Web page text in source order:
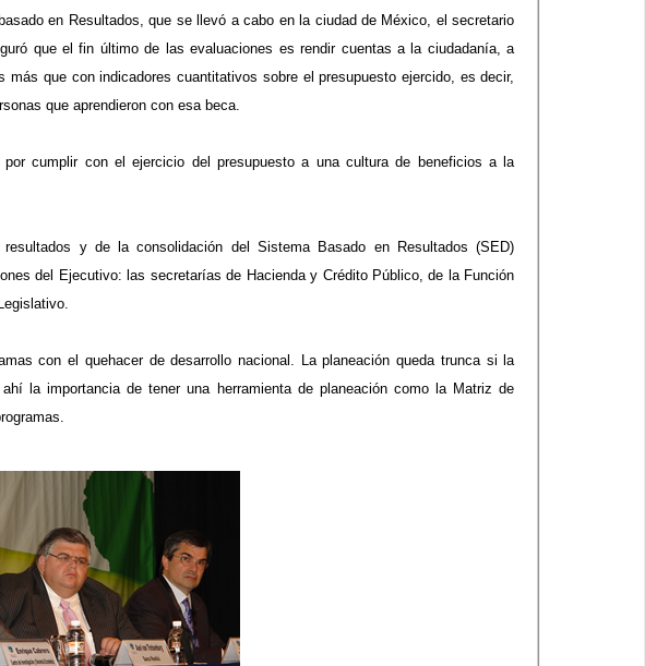
en Resultados, que se llevó a cabo en la ciudad de México, el secretario
que el fin último de las evaluaciones es rendir cuentas a la ciudadanía, a
más que con indicadores cuantitativos sobre el presupuesto ejercido, es decir,
que aprendieron con esa beca.
cumplir con el ejercicio del presupuesto a una cultura de beneficios a la
y de la consolidación del Sistema Basado en Resultados (SED)
del Ejecutivo: las secretarías de Hacienda y Crédito Público, de la Función
con el quehacer de desarrollo nacional. La planeación queda trunca si la
la importancia de tener una herramienta de planeación como la Matriz de